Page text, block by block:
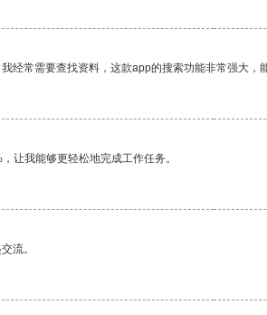
经常需要查找资料，这款app的搜索功能非常强大，
让我能够更轻松地完成工作任务。
流。